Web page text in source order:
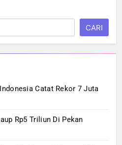
CARI
Catat Rekor 7 Juta
Rp5 Triliun Di Pekan